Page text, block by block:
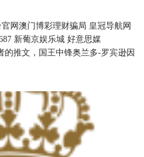
官网澳门博彩理财骗局 皇冠导航网
新葡京娱乐城 好意思媒
的推文，国王中锋奥兰多-罗宾逊因